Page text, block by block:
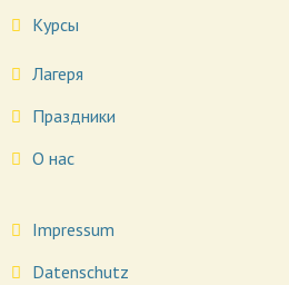
Курсы
Лагеря
Праздники
О нас
Impressum
Datenschutz